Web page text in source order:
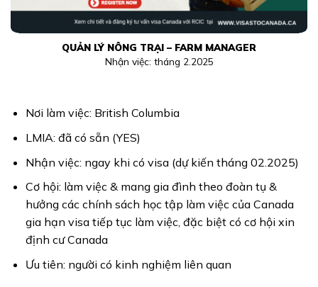
QUẢN LÝ NÔNG TRẠI – FARM MANAGER
Nhận việc: tháng 2.2025
Nơi làm việc: British Columbia
LMIA: đã có sẵn (YES)
Nhận việc: ngay khi có visa (dự kiến tháng 02.2025)
Cơ hội: làm việc & mang gia đình theo đoàn tụ &
hưởng các chính sách học tập làm việc của Canada
gia hạn visa tiếp tục làm việc, đặc biệt có cơ hội xin
định cư Canada
Ưu tiên: người có kinh nghiệm liên quan